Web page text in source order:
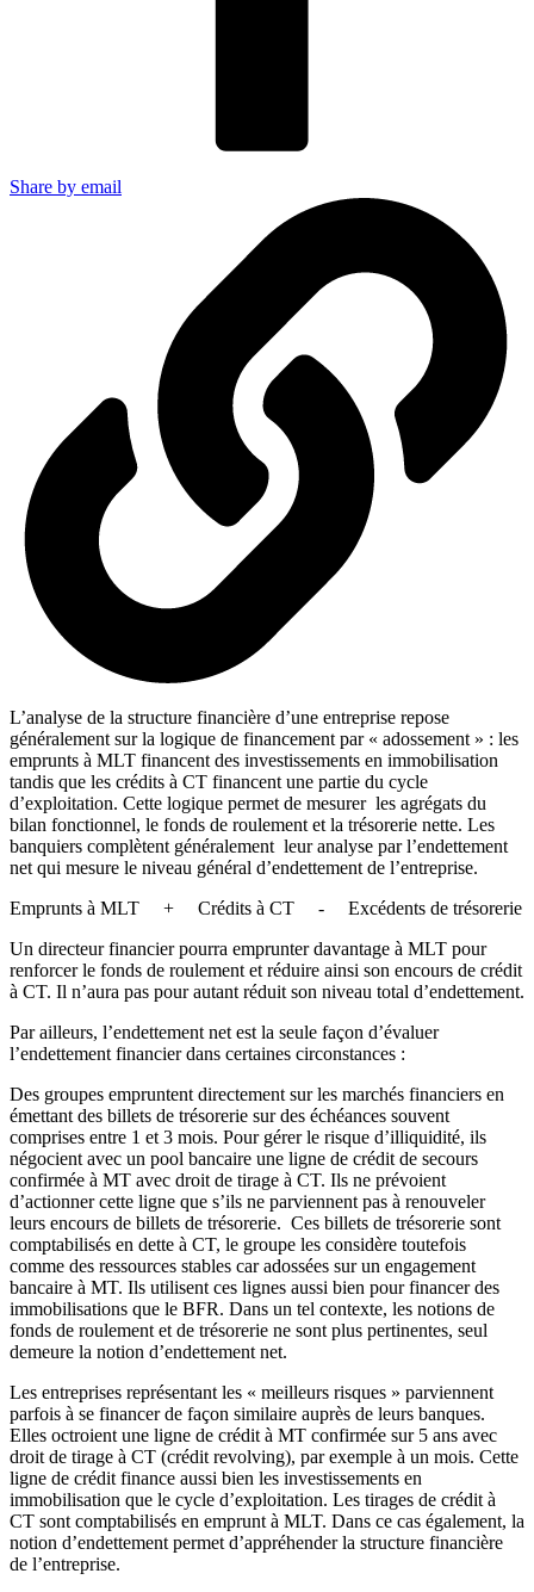
Share by email
L’analyse de la structure financière d’une entreprise repose
généralement sur la logique de financement par « adossement » : les
emprunts à MLT financent des investissements en immobilisation
tandis que les crédits à CT financent une partie du cycle
d’exploitation. Cette logique permet de mesurer les agrégats du
bilan fonctionnel, le fonds de roulement et la trésorerie nette. Les
banquiers complètent généralement leur analyse par l’endettement
net qui mesure le niveau général d’endettement de l’entreprise.
Emprunts à MLT + Crédits à CT - Excédents de trésorerie
Un directeur financier pourra emprunter davantage à MLT pour
renforcer le fonds de roulement et réduire ainsi son encours de crédit
à CT. Il n’aura pas pour autant réduit son niveau total d’endettement.
Par ailleurs, l’endettement net est la seule façon d’évaluer
l’endettement financier dans certaines circonstances :
Des groupes empruntent directement sur les marchés financiers en
émettant des billets de trésorerie sur des échéances souvent
comprises entre 1 et 3 mois. Pour gérer le risque d’illiquidité, ils
négocient avec un pool bancaire une ligne de crédit de secours
confirmée à MT avec droit de tirage à CT. Ils ne prévoient
d’actionner cette ligne que s’ils ne parviennent pas à renouveler
leurs encours de billets de trésorerie. Ces billets de trésorerie sont
comptabilisés en dette à CT, le groupe les considère toutefois
comme des ressources stables car adossées sur un engagement
bancaire à MT. Ils utilisent ces lignes aussi bien pour financer des
immobilisations que le BFR. Dans un tel contexte, les notions de
fonds de roulement et de trésorerie ne sont plus pertinentes, seul
demeure la notion d’endettement net.
Les entreprises représentant les « meilleurs risques » parviennent
parfois à se financer de façon similaire auprès de leurs banques.
Elles octroient une ligne de crédit à MT confirmée sur 5 ans avec
droit de tirage à CT (crédit revolving), par exemple à un mois. Cette
ligne de crédit finance aussi bien les investissements en
immobilisation que le cycle d’exploitation. Les tirages de crédit à
CT sont comptabilisés en emprunt à MLT. Dans ce cas également, la
notion d’endettement permet d’appréhender la structure financière
de l’entreprise.